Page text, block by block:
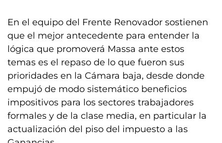
En el equipo del Frente Renovador sostienen
que el mejor antecedente para entender la
lógica que promoverá Massa ante estos
temas es el repaso de lo que fueron sus
prioridades en la Cámara baja, desde donde
empujó de modo sistemático beneficios
impositivos para los sectores trabajadores
formales y de la clase media, en particular la
actualización del piso del impuesto a las